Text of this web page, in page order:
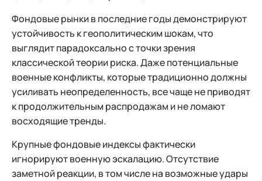
Фондовые рынки в последние годы демонстрируют
устойчивость к геополитическим шокам, что
выглядит парадоксально с точки зрения
классической теории риска. Даже потенциальные
военные конфликты, которые традиционно должны
усиливать неопределенность, все чаще не приводят
к продолжительным распродажам и не ломают
восходящие тренды.
Крупные фондовые индексы фактически
игнорируют военную эскалацию. Отсутствие
заметной реакции, в том числе на возможные удары